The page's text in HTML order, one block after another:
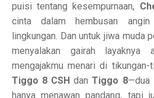
puisi tentang kesempurnaan,
cinta dalam hembusan
lingkungan. Dan untuk jiwa muda
menyalakan gairah
mengajakmu menari di tikungan-
Tiggo 8 CSH danTiggo 8—dua
hanya menawan pandang, tapi